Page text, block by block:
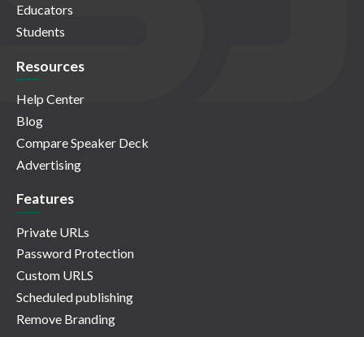
Educators
Students
Resources
Help Center
Blog
Compare Speaker Deck
Advertising
Features
Private URLs
Password Protection
Custom URLS
Scheduled publishing
Remove Branding